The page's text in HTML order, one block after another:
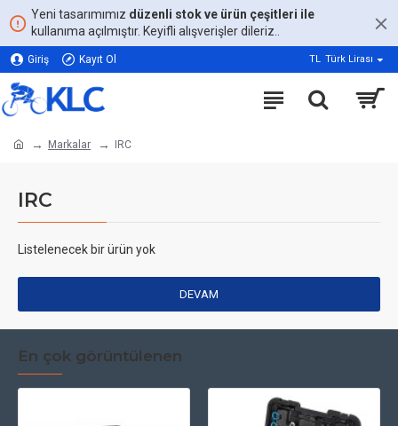
Yeni tasarımımız düzenli stok ve ürün çeşitleri ile
kullanıma açılmıştır. Keyifli alışverişler dileriz..
Giriş Kayıt Ol TL Türk Lirası
Markalar IRC
IRC
Listelenecek bir ürün yok
DEVAM
En çok görüntülenen